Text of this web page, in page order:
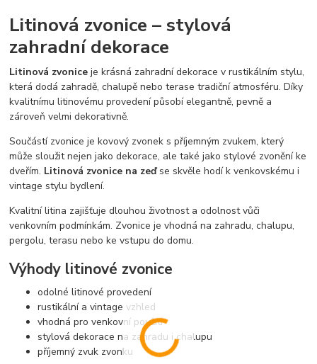
Litinová zvonice – stylová
zahradní dekorace
Litinová zvonice je krásná zahradní dekorace v rustikálním stylu,
která dodá zahradě, chalupě nebo terase tradiční atmosféru. Díky
kvalitnímu litinovému provedení působí elegantně, pevně a
zároveň velmi dekorativně.
Součástí zvonice je kovový zvonek s příjemným zvukem, který
může sloužit nejen jako dekorace, ale také jako stylové zvonění ke
dveřím. Litinová zvonice na zeďse skvěle hodí k venkovskému i
vintage stylu bydlení.
Kvalitní litina zajišťuje dlouhou životnost a odolnost vůči
venkovním podmínkám. Zvonice je vhodná na zahradu, chalupu,
pergolu, terasu nebo ke vstupu do domu.
Výhody litinové zvonice
odolné litinové provedení
rustikální a vintage vzhled
vhodná pro venkovní použití
stylová dekorace na zahradu i chalupu
příjemný zvuk zvonku